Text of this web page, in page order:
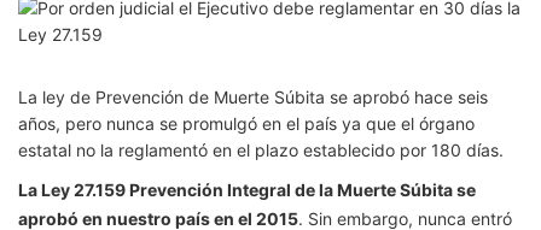
La ley de Prevención de Muerte Súbita se aprobó hace seis
años, pero nunca se promulgó en el país ya que el órgano
estatal no la reglamentó en el plazo establecido por 180 días.
La Ley 27.159 Prevención Integral de la Muerte Súbita se
aprobó en nuestro país en el 2015. Sin embargo, nunca entró